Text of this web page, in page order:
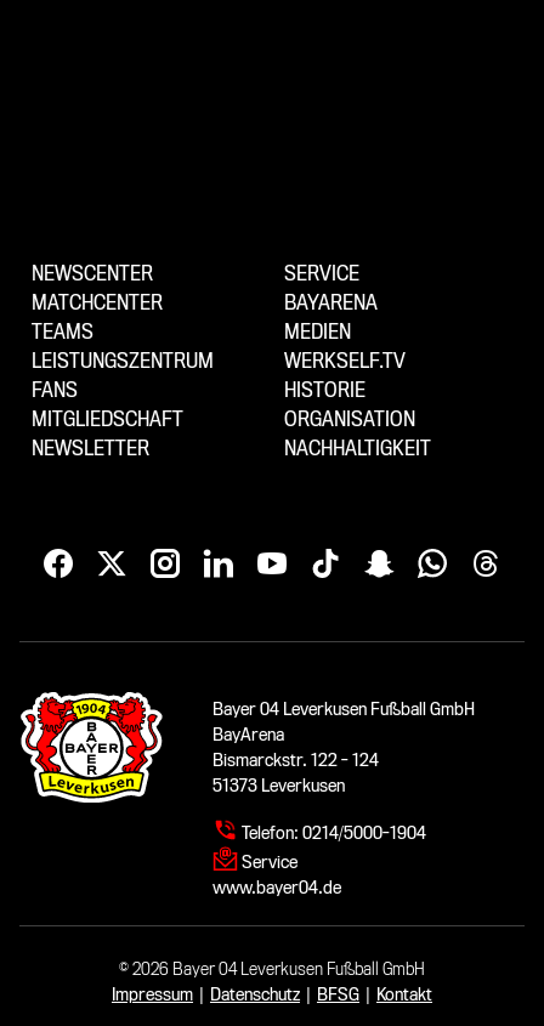
NEWSCENTER
MATCHCENTER
TEAMS
LEISTUNGSZENTRUM
FANS
MITGLIEDSCHAFT
NEWSLETTER
SERVICE
BAYARENA
MEDIEN
WERKSELF.TV
HISTORIE
ORGANISATION
NACHHALTIGKEIT
Bayer 04 Leverkusen Fußball GmbH
BayArena
Bismarckstr. 122 - 124
51373 Leverkusen
Telefon: 0214/5000-1904
Service
www.bayer04.de
© 2026 Bayer 04 Leverkusen Fußball GmbH
Impressum
Datenschutz BFSG Kontakt